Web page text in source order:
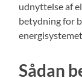
udnyttelse af
betydning for
Sådan